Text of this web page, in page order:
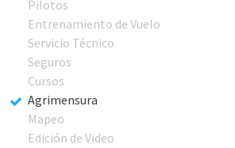
Pilotos
Entrenamiento de Vuelo
Servicio Técnico
Seguros
Cursos
Agrimensura
Mapeo
Edición de Video